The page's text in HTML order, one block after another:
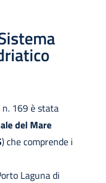
169 è stata
del Mare
) che comprende i
Laguna di